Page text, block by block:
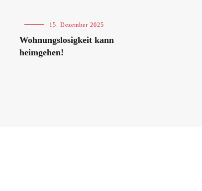
Blog ,
15. Dezember 2025
Wohnungslosigkeit kann
heimgehen!